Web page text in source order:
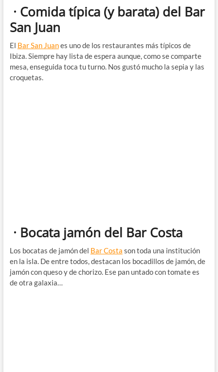
· Comida típica (y barata) del Bar
San Juan
El Bar San Juanes uno de los restaurantes más típicos de
Ibiza. Siempre hay lista de espera aunque, como se comparte
mesa, enseguida toca tu turno. Nos gustó mucho la sepia y las
croquetas.
· Bocata jamón del Bar Costa
Los bocatas de jamón del Bar Costa son toda una institución
en la isla. De entre todos, destacan los bocadillos de jamón, de
jamón con queso y de chorizo. Ese pan untado con tomate es
de otra galaxia…